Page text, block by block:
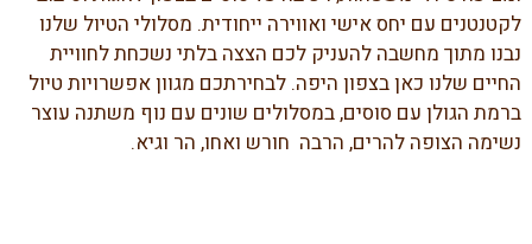
לקטנטנים עם יחס אישי ואווירה ייחודית. מסלולי הטיול שלנו
נבנו מתוך מחשבה להעניק לכם הצצה בלתי נשכחת לחוויית
החיים שלנו כאן בצפון היפה. לבחירתכם מגוון אפשרויות טיול
ברמת הגולן עם סוסים, במסלולים שונים עם נוף משתנה עוצר
נשימה הצופה להרים, הרבה חורש ואחו, הר וגיא.